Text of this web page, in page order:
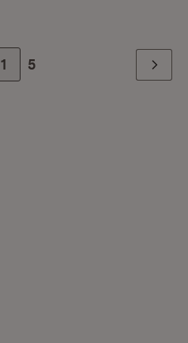
Zur Seite
1 Zur letzten Seite
5 Weiter